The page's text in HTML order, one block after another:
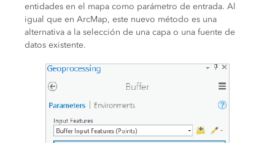
entidades en el mapa como parámetro de entrada. Al
igual que en ArcMap, este nuevo método es una
alternativa a la selección de una capa o una fuente de
datos existente.